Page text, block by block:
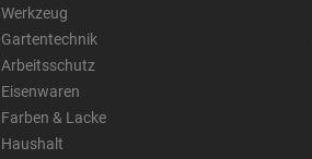
Werkzeug
Gartentechnik
Arbeitsschutz
Eisenwaren
Farben & Lacke
Haushalt